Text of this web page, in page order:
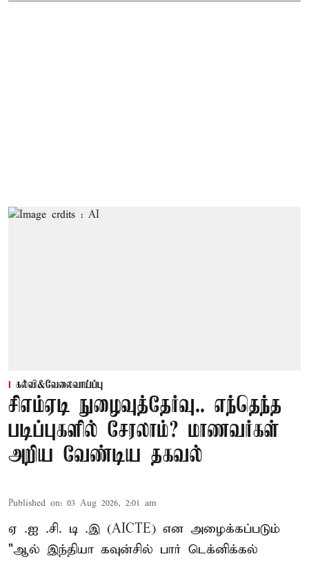
கல்வி&வேலைவாய்ப்பு
சிஎம்ஏடி நுழைவுத்தேர்வு.. எந்தெந்த
படிப்புகளில் சேரலாம்? மாணவர்கள்
அறிய வேண்டிய தகவல்
Published on: 03 Aug 2026, 2:01 am
ஏ .ஐ .சி. டி .இ (AICTE) என அழைக்கப்படும்
"ஆல் இந்தியா கவுன்சில் பார் டெக்னிக்கல்